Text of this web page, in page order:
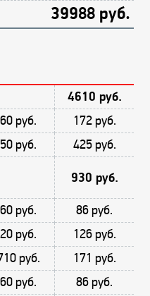
39988 руб.
4610 руб.
руб.
172 руб.
руб. 425 руб.
930 руб.
руб.
86 руб.
руб.
126 руб.
руб.
171 руб.
руб. 86 руб.